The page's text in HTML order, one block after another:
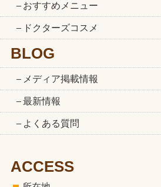
おすすめメニュー
ドクターズコスメ
BLOG
メディア掲載情報
最新情報
よくある質問
ACCESS